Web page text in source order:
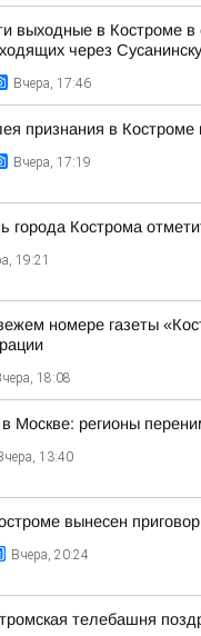
выходные в Костроме в
через
Вчера, 17:46
признания в
Вчера, 17:19
города Кострома
19:21
номере газеты
18:08
в Москве: регионы
13:40
вынесен
Вчера, 20:24
телебашня